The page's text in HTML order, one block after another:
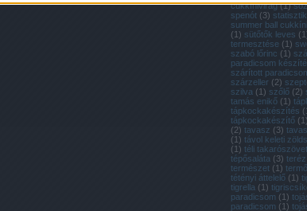
cukkínivirág (1)
spenót (3)
summer ball cukkíni
(1) sütőtők leves (1
termesztése (1)
szabó lőrinc (1)
paradicsom
szárított
szárzeller (2)
szilva (1) szőlő (2)
tamás enikő (1)
tápkockakészítés (
tápkockakészítő (1)
(2) tavasz (3)
(1) távol keleti
(1) téli takarószövet
tépősaláta (3) teréz
természet (1)
tétényi áttelelő (1)
tigrella (1)
paradicsom (1)
paradicsom (1)